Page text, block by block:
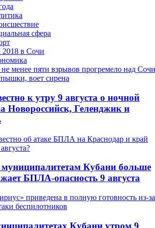
сфера
в Сочи
к утру 9 августа о ночной
Новороссийск, Геленджик и
муниципалитетам Кубани больше
БПЛА-опасность 9 августа
Кубани утром 9